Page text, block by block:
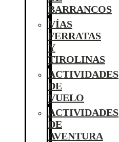
BARRANCOS
VÍAS
FERRATAS
Y
TIROLINAS
ACTIVIDADES
DE
VUELO
ACTIVIDADES
DE
AVENTURA